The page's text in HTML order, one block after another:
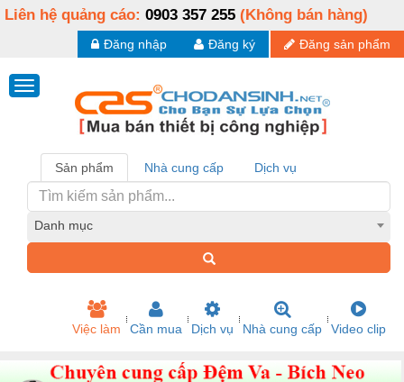
Liên hệ quảng cáo: 0903 357 255 (Không bán hàng)
Đăng sản phẩm
Đăng ký
Đăng nhập
Sản phẩm Nhà cung cấp Dịch vụ
Danh mục
Việc làm Cần mua Dịch vụ Nhà cung cấp Video clip